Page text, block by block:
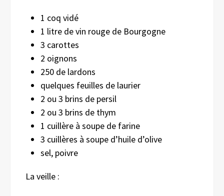
1 coq vidé
1 litre de vin rouge de Bourgogne
3 carottes
2 oignons
250 de lardons
quelques feuilles de laurier
2 ou 3 brins de persil
2 ou 3 brins de thym
1 cuillère à soupe de farine
3 cuillères à soupe d’huile d’olive
sel, poivre
La veille :